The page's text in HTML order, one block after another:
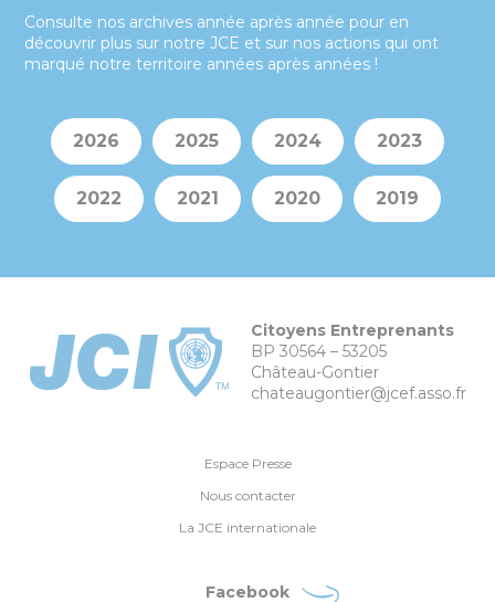
Consulte nos archives année après année pour en
découvrir plus sur notre JCE et sur nos actions qui ont
marqué notre territoire années après années !
2026 2025 2024 2023
2022 2021 2020 2019
Citoyens Entreprenants
BP 30564 – 53205
Château-Gontier
chateaugontier@jcef.asso.fr
Espace Presse
Nous contacter
La JCE internationale
Facebook